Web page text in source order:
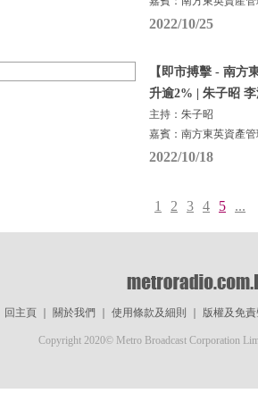
2022/10/25
【即市搏擊 - 南方
升逾2% | 朱子昭 李
主持：朱子昭
嘉賓：南方東英資產
2022/10/18
1 2 3 4 5 ...
回主頁｜ 關於我們 使用條款及細則 版權及免責
Copyright 2020© Metro Broadcast Corporation